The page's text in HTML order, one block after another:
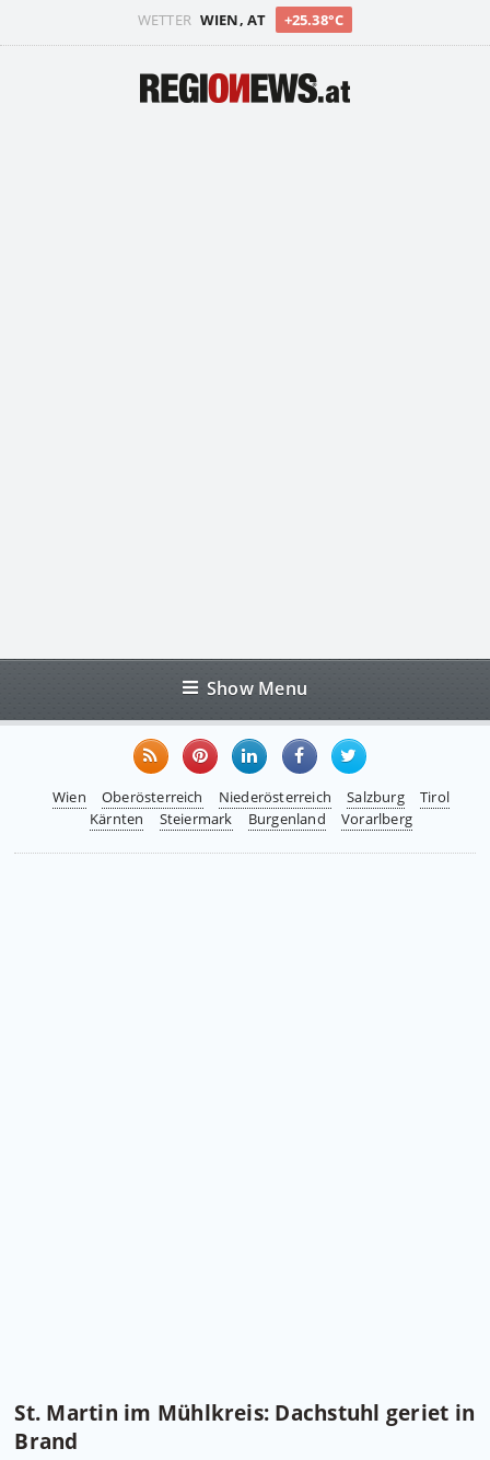
WETTER WIEN, AT +25.38°C
Show Menu
Wien Oberösterreich Niederösterreich Salzburg
Tirol
Kärnten
Steiermark Burgenland Vorarlberg
St. Martin im Mühlkreis: Dachstuhl geriet in
Brand